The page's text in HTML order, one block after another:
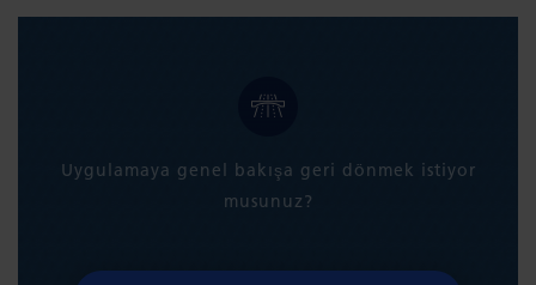
Uygulamaya genel bakışa geri dönmek istiyor
musunuz?